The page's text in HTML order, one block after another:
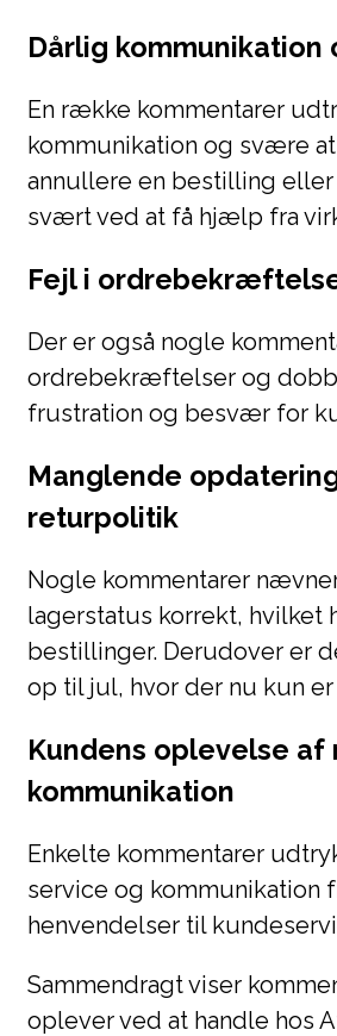
Dårlig
En række kommentarer
kommunikation og svære
annullere en bestilling
svært ved at få hjælp fra
Fejl i
Der er også nogle
ordrebekræftelser og
frustration og besvær for
Manglende
returpolitik
Nogle kommentarer
lagerstatus korrekt,
bestillinger. Derudover er
op til jul, hvor der nu kun
Kundens oplevelse
kommunikation
Enkelte kommentarer
service og kommunikation
henvendelser til
Sammendragt viser
oplever ved at handle hos